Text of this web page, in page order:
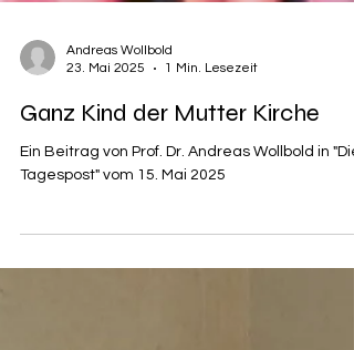
Andreas Wollbold
23. Mai 2025
1 Min. Lesezeit
Tagespost" vom 15. Mai 2025